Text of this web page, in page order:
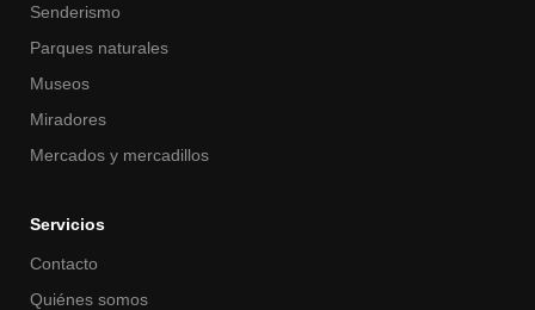
Senderismo
Parques naturales
Museos
Miradores
Mercados y mercadillos
Servicios
Contacto
Quiénes somos